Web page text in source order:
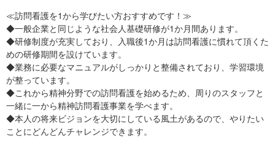
≪訪問看護を1から学びたい方おすすめです！≫
◆一般企業と同じような社会人基礎研修が1か月間あります。
◆研修制度が充実しており、入職後1か月は訪問看護に慣れて頂くた
めの研修期間を設けています。
◆業務に必要なマニュアルがしっかりと整備されており、学習環境
が整っています。
◆これから精神分野での訪問看護を始めるため、周りのスタッフと
一緒に一から精神訪問看護事業を学べます。
◆本人の将来ビジョンを大切にしている風土があるので、やりたい
ことにどんどんチャレンジできます。